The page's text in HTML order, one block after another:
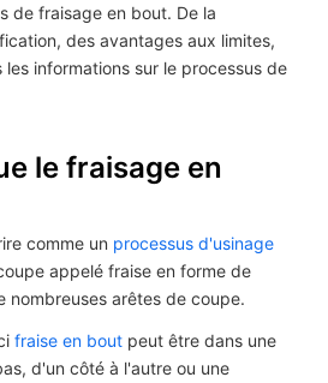
de fraisage en bout. De la
des avantages aux limites,
informations sur le processus de
le fraisage en
comme un processus d'usinage
appelé fraise en forme de
nombreuses arêtes de coupe.
fraise en boutpeut être dans une
d'un côté à l'autre ou une